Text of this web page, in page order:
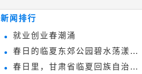
和建筑装饰艺术的有机结合，更成
为中国建筑史上彰品东方美不可磨
灭的一笔。一方青砖里不仅藏着广
~
新闻排行
就业创业春潮涌
春日的临夏东郊公园碧水荡漾、
春花烂漫
春日里，甘肃省临夏回族自治州